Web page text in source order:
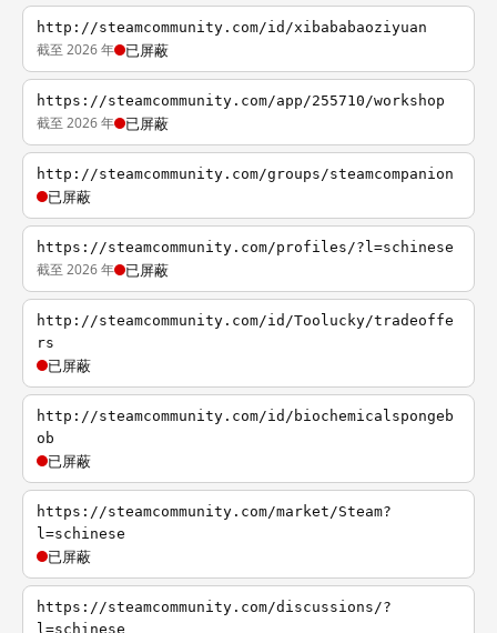
http://steamcommunity.com/id/xibababaoziyuan
截至 2026 年 已屏蔽
https://steamcommunity.com/app/255710/workshop
截至 2026 年 已屏蔽
http://steamcommunity.com/groups/steamcompanion
已屏蔽
https://steamcommunity.com/profiles/?l=schinese
截至 2026 年 已屏蔽
http://steamcommunity.com/id/Toolucky/tradeoffe
rs
已屏蔽
http://steamcommunity.com/id/biochemicalspongeb
ob
已屏蔽
https://steamcommunity.com/market/Steam?
l=schinese
已屏蔽
https://steamcommunity.com/discussions/?
l=schinese